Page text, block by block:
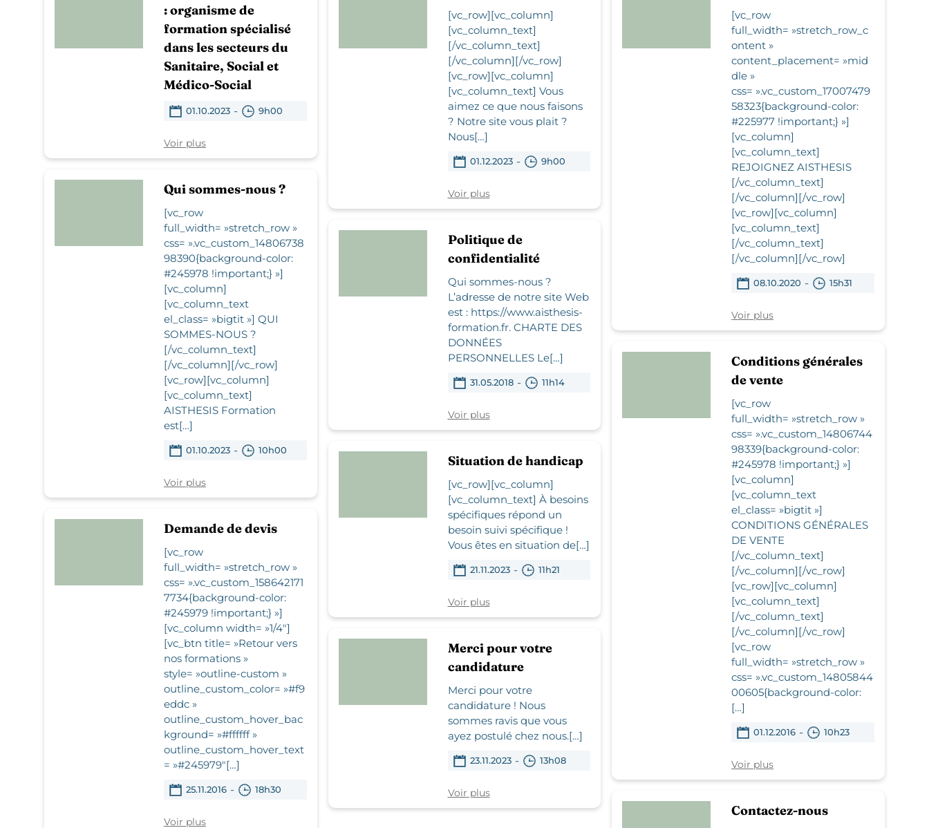
: organisme de
formation spécialisé
dans les secteurs du
Sanitaire, Social et
Médico-Social
01.10.2023 - 9h00
Voir plus
[vc_row][vc_column]
[vc_column_text]
[/vc_column_text]
[/vc_column][/vc_row]
[vc_row][vc_column]
[vc_column_text] Vous
aimez ce que nous faisons
? Notre site vous plait ?
Nous[…]
01.12.2023 - 9h00
Voir plus
[vc_row
full_width= »stretch_row_c
ontent »
content_placement= »mid
dle »
css= ».vc_custom_17007479
58323{background-color:
#225977 !important;} »]
[vc_column]
[vc_column_text]
REJOIGNEZ AISTHESIS
[/vc_column_text]
[/vc_column][/vc_row]
[vc_row][vc_column]
[vc_column_text]
[/vc_column_text]
[/vc_column][/vc_row]
08.10.2020 - 15h31
Voir plus
Qui sommes-nous ?
[vc_row
full_width= »stretch_row »
css= ».vc_custom_14806738
98390{background-color:
#245978 !important;} »]
[vc_column]
[vc_column_text
el_class= »bigtit »] QUI
SOMMES-NOUS ?
[/vc_column_text]
[/vc_column][/vc_row]
[vc_row][vc_column]
[vc_column_text]
AISTHESIS Formation
est[…]
01.10.2023 - 10h00
Voir plus
Politique de
confidentialité
Qui sommes-nous ?
L’adresse de notre site Web
est : https://www.aisthesis-
formation.fr. CHARTE DES
DONNÉES
PERSONNELLES Le[…]
31.05.2018 - 11h14
Voir plus
Conditions générales
de vente
[vc_row
full_width= »stretch_row »
css= ».vc_custom_14806744
98339{background-color:
#245978 !important;} »]
[vc_column]
[vc_column_text
el_class= »bigtit »]
CONDITIONS GÉNÉRALES
DE VENTE
[/vc_column_text]
[/vc_column][/vc_row]
[vc_row][vc_column]
[vc_column_text]
[/vc_column_text]
[/vc_column][/vc_row]
[vc_row
full_width= »stretch_row »
css= ».vc_custom_14805844
00605{background-color:
[…]
01.12.2016 - 10h23
Voir plus
Situation de handicap
[vc_row][vc_column]
[vc_column_text] À besoins
spécifiques répond un
besoin suivi spécifique !
Vous êtes en situation de[…]
21.11.2023 - 11h21
Voir plus
Demande de devis
[vc_row
full_width= »stretch_row »
css= ».vc_custom_158642171
7734{background-color:
#245979 !important;} »]
[vc_column width= »1/4″]
[vc_btn title= »Retour vers
nos formations »
style= »outline-custom »
outline_custom_color= »#f9
eddc »
outline_custom_hover_bac
kground= »#ffffff »
outline_custom_hover_text
= »#245979″[…]
25.11.2016 - 18h30
Voir plus
Merci pour votre
candidature
Merci pour votre
candidature ! Nous
sommes ravis que vous
ayez postulé chez nous.[…]
23.11.2023 - 13h08
Voir plus
Contactez-nous